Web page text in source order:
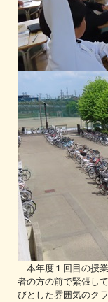
本年度１回目の授
者の方の前で緊張し
びとした雰囲気のク